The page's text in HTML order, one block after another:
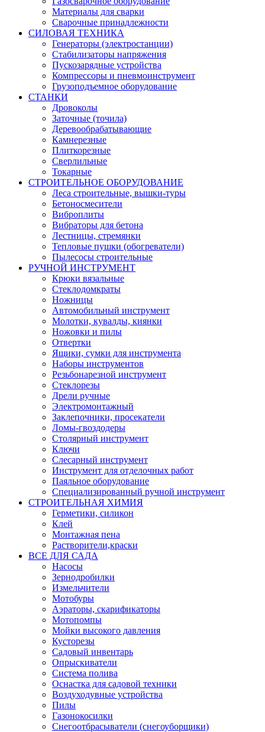
Материалы для сварки
Сварочные принадлежности
СИЛОВАЯ ТЕХНИКА
Генераторы (электростанции)
Стабилизаторы напряжения
Пускозарядные устройства
Компрессоры и пневмоинструмент
Грузоподъемное оборудование
СТАНКИ
Дровоколы
Заточные (точила)
Деревообрабатывающие
Камнерезные
Плиткорезные
Сверлильные
Токарные
СТРОИТЕЛЬНОЕ ОБОРУДОВАНИЕ
Леса строительные, вышки-туры
Бетоносмесители
Виброплиты
Вибраторы для бетона
Лестницы, стремянки
Тепловые пушки (обогреватели)
Пылесосы строительные
РУЧНОЙ ИНСТРУМЕНТ
Крюки вязальные
Стеклодомкраты
Ножницы
Автомобильный инструмент
Молотки, кувалды, киянки
Ножовки и пилы
Отвертки
Ящики, сумки для инструмента
Наборы инструментов
Резьбонарезной инструмент
Стеклорезы
Дрели ручные
Электромонтажный
Заклепочники, просекатели
Ломы-гвоздодеры
Столярный инструмент
Ключи
Слесарный инструмент
Инструмент для отделочных работ
Паяльное оборудование
Специализированный ручной инструмент
СТРОИТЕЛЬНАЯ ХИМИЯ
Герметики, силикон
Клей
Монтажная пена
Растворители,краски
ВСЕ ДЛЯ САДА
Насосы
Зернодробилки
Измельчители
Мотобуры
Аэраторы, скарификаторы
Мотопомпы
Мойки высокого давления
Кусторезы
Садовый инвентарь
Опрыскиватели
Система полива
Оснастка для садовой техники
Воздуходувные устройства
Пилы
Газонокосилки
Снегоотбрасыватели (снегоуборщики)